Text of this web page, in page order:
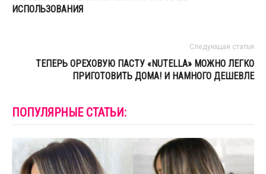
ИСПОЛЬЗОВАНИЯ
Следующая статья
ТЕПЕРЬ ОРЕХОВУЮ ПАСТУ «NUTELLA» МОЖНО ЛЕГКО
ПРИГОТОВИТЬ ДОМА! И НАМНОГО ДЕШЕВЛЕ
ПОПУЛЯРНЫЕ СТАТЬИ: